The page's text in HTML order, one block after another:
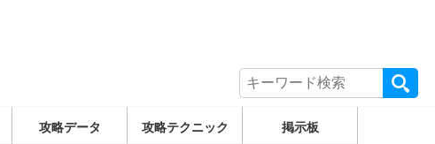
攻略データ 攻略テクニック 掲示板